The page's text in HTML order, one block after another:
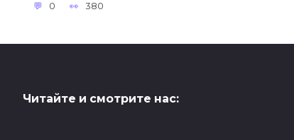
0 380
Читайте и смотрите нас: